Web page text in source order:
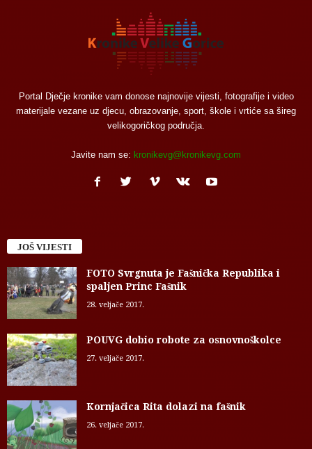
Portal Dječje kronike vam donose najnovije vijesti, fotografije i video
materijale vezane uz djecu, obrazovanje, sport, škole i vrtiće sa šireg
velikogoričkog područja.
Javite nam se: kronikevg@kronikevg.com
JOŠ VIJESTI
FOTO Svrgnuta je Fašnička Republika i
spaljen Princ Fašnik
28. veljače 2017.
POUVG dobio robote za osnovnoškolce
27. veljače 2017.
Kornjačica Rita dolazi na fašnik
26. veljače 2017.